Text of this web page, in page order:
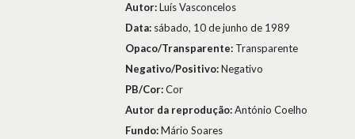
Autor:Luís Vasconcelos
Data: sábado, 10 de junho de 1989
Opaco/Transparente: Transparente
Negativo/Positivo:Negativo
PB/Cor:Cor
Autor da reprodução:António Coelho
Fundo:Mário Soares